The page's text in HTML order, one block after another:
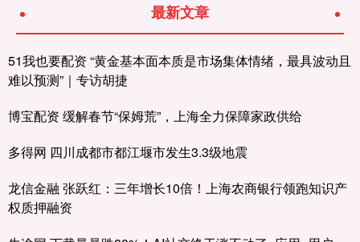
最新文章
51我也要配资 “黄金基本面本质是市场集体情绪，最具波动且
难以预测”｜专访胡捷
博宝配资 缓解春节“保姆荒”，上海全力保障家政供给
多得网 四川成都市都江堰市发生3.3级地震
龙信金融 张跃红：三年增长10倍！上海农商银行领跑知识产
权质押融资